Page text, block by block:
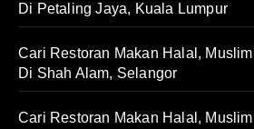
Di Petaling Jaya, Kuala Lumpur
Cari Restoran Makan Halal,
Di Shah Alam, Selangor
Cari Restoran Makan Halal,